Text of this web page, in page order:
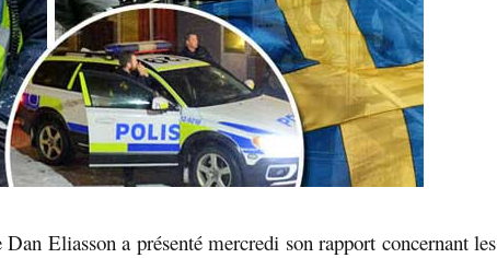
Eliasson a présenté mercredi son rapport concernant les